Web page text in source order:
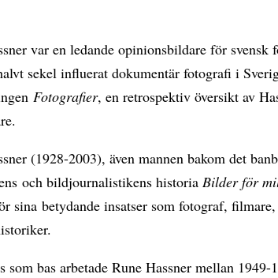
var en ledande opinionsbildare för svensk
sekel influerat dokumentär fotografi i
Fotografier, en retrospektiv översikt av
(1928-2003), även mannen bakom det
och bildjournalistikens historiaBilder för
sina betydande insatser som fotograf,
som bas arbetade Rune Hassner mellan 1949-